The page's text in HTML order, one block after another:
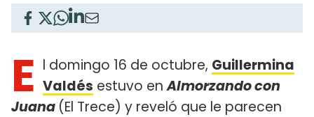
E l domingo 16 de octubre, Guillermina
Valdés estuvo enAlmorzando con
Juana (El Trece) y reveló que le parecen